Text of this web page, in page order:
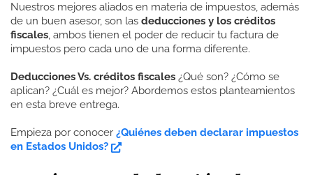
Nuestros mejores aliados en materia de impuestos, además
de un buen asesor, son las deducciones y los créditos
fiscales, ambos tienen el poder de reducir tu factura de
impuestos pero cada uno de una forma diferente.
Deducciones Vs. créditos fiscales ¿Qué son? ¿Cómo se
aplican? ¿Cuál es mejor? Abordemos estos planteamientos
en esta breve entrega.
Empieza por conocer ¿Quiénes deben declarar impuestos
en Estados Unidos?